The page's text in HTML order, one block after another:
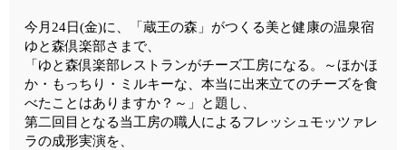
今月24日(金)に、「蔵王の森」がつくる美と健康の温泉宿
ゆと森倶楽部さまで、
「ゆと森倶楽部レストランがチーズ工房になる。～ほかほ
か・もっちり・ミルキーな、本当に出来立てのチーズを食
べたことはありますか？～」と題し、
第二回目となる当工房の職人によるフレッシュモッツァレ
ラの成形実演を、